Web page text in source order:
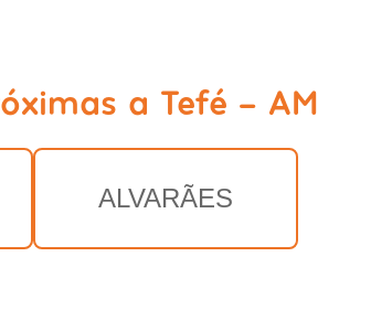
a Tefé - AM
ALVARÃES